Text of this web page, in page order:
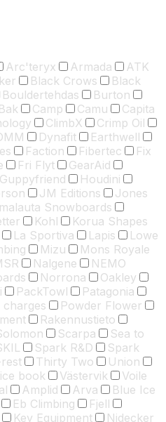
Arc'teryx Armada
ATK
Black Crows
Black
Bouldertehdas
Burton
Camp Camu
Capita
ClimbX
Crimp Oil
Dynafit
Earthwell
Faction Fibertec
Fix
Fri Flyt
GearAid
Guppyfriend
Houdini
JM Editions
Jones
Snowboards
Kohl
Korua Shapes
La Sportiva Lapis
Lowe
Mizu
Mons Royale
Nalgene
NEMO
Norrona
Oakley
PackTowl
Patagonia
charges
Powder Flower
Rakennustieto
Scarpa
Sea to
Spark R&D
Spark
Thirty Two
Union
book Västervik
Voile
Amplid Arva
Blue Ice
Eb Climbing
Fjell
Key Equipment
Nidecker